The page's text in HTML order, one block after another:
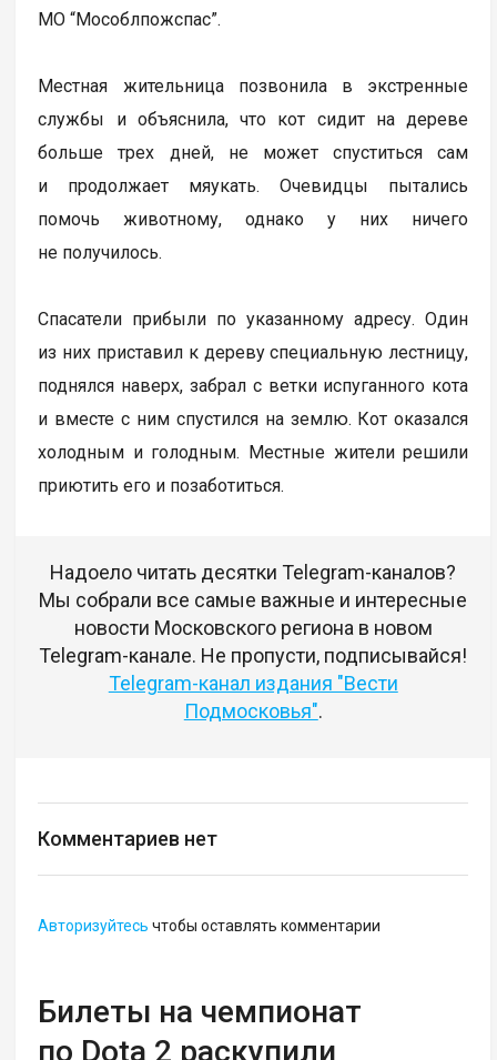
МО “Мособлпожспас”.
Местная жительница позвонила в экстренные
службы и объяснила, что кот сидит на дереве
больше трех дней, не может спуститься сам
и продолжает мяукать. Очевидцы пытались
помочь животному, однако у них ничего
не получилось.
Спасатели прибыли по указанному адресу. Один
из них приставил к дереву специальную лестницу,
поднялся наверх, забрал с ветки испуганного кота
и вместе с ним спустился на землю. Кот оказался
холодным и голодным. Местные жители решили
приютить его и позаботиться.
Надоело читать десятки Telegram-каналов?
Мы собрали все самые важные и интересные
новости Московского региона в новом
Telegram-канале. Не пропусти, подписывайся!
Telegram-канал издания "Вести
Подмосковья".
Комментариев нет
Авторизуйтесь чтобы оставлять комментарии
Билеты на чемпионат
по Dota 2 раскупили